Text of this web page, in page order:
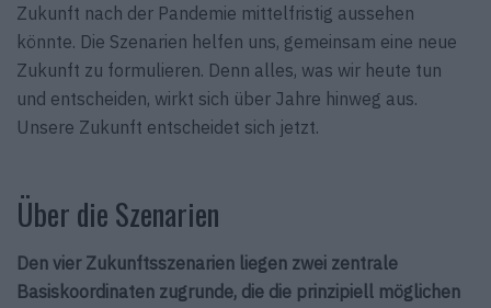
Zukunft nach der Pandemie mittelfristig aus­sehen
könnte. Die Szenarien helfen uns, gemeinsam eine neue
Zukunft zu formulieren. Denn alles, was wir heute tun
und entscheiden, wirkt sich über Jahre hinweg aus.
Unsere Zukunft entscheidet sich jetzt.
Über die Szenarien
Den vier Zukunftsszenarien liegen zwei zentrale
Basiskoordinaten zugrunde, die die prinzipiell möglichen